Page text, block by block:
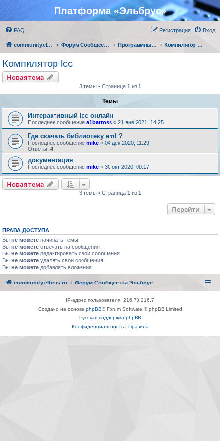
Платформа «Эльбрус»
FAQ Вход
Регистрация
community.elbrus.ru Форум Сообщества Эльбрус Программные решения АО "МЦСТ" Компилятор lcc
Компилятор lcc
Новая тема
3 темы • Страница 1 из 1
Темы
Интерактивный lcc онлайн
Последнее сообщение a1batross « 21 янв 2021, 14:25
Где скачать библиотеку eml ?
Последнее сообщение mike « 04 дек 2020, 11:29
Ответы: 4
документация
Последнее сообщение mike « 30 окт 2020, 00:17
Новая тема
3 темы • Страница 1 из 1
Перейти
ПРАВА ДОСТУПА
Вы не можете начинать темы
Вы не можете отвечать на сообщения
Вы не можете редактировать свои сообщения
Вы не можете удалять свои сообщения
Вы не можете добавлять вложения
community.elbrus.ru Форум Сообщества Эльбрус
IP-адрес пользователя: 216.73.216.7
Создано на основе phpBB® Forum Software © phpBB Limited
Русская поддержка phpBB
Конфиденциальность| Правила